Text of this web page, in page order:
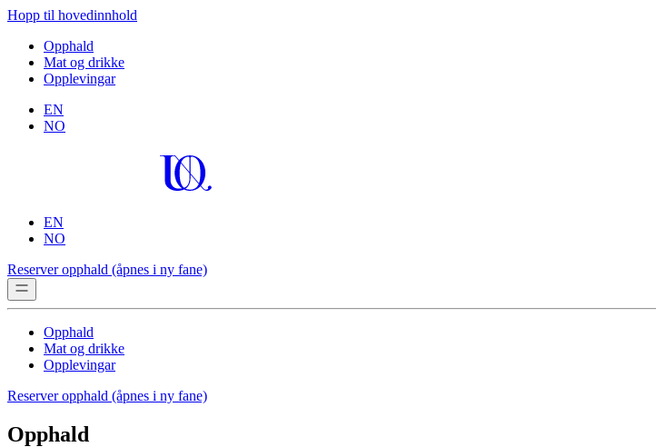
Hopp til hovedinnhold
Opphald
Mat og drikke
Opplevingar
EN
NO
EN
NO
Reserver opphald (åpnes i ny fane)
Opphald
Mat og drikke
Opplevingar
Reserver opphald (åpnes i ny fane)
Opphald